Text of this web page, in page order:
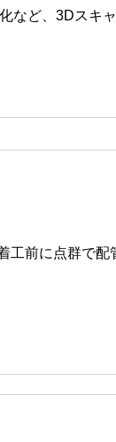
など、3Dスキ
工前に点群で配